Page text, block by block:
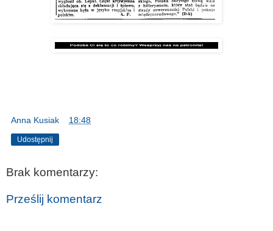
Anna Kusiak 18:48
Udostępnij
Brak komentarzy:
Prześlij komentarz